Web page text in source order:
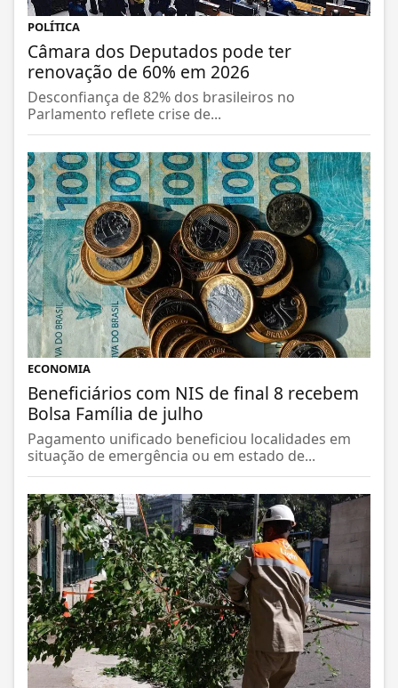
POLÍTICA
Câmara dos Deputados pode ter
renovação de 60% em 2026
Desconfiança de 82% dos brasileiros no
Parlamento reflete crise de...
ECONOMIA
Beneficiários com NIS de final 8 recebem
Bolsa Família de julho
Pagamento unificado beneficiou localidades em
situação de emergência ou em estado de...